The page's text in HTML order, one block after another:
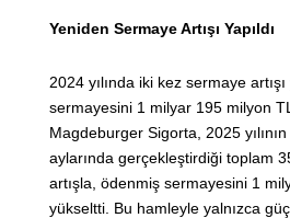
Yeniden Sermaye Artışı Yapıldı
2024 yılında iki kez sermaye
sermayesini 1 milyar 195 milyon
Magdeburger Sigorta, 2025
aylarında gerçekleştirdiği toplam
artışla, ödenmiş sermayesini 1
yükseltti. Bu hamleyle yalnızca